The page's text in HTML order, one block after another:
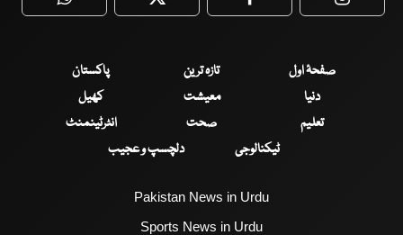
WhatsApp Twitter Facebook
صفحۂ اول تازہ ترین
پاکستان
دنیا
معیشت
کھیل
تعلیم
صحت
انٹرٹینمنٹ
ٹیکنالوجی
دلچسپ و عجیب
Pakistan News in Urdu
Sports News in Urdu